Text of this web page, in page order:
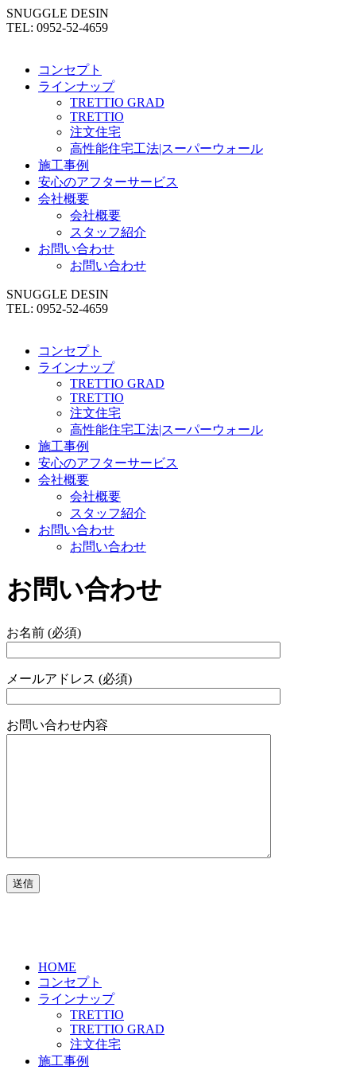
SNUGGLE DESIN
TEL: 0952-52-4659
コンセプト
ラインナップ
TRETTIO GRAD
TRETTIO
注文住宅
高性能住宅工法|スーパーウォール
施工事例
安心のアフターサービス
会社概要
会社概要
スタッフ紹介
お問い合わせ
お問い合わせ
SNUGGLE DESIN
TEL: 0952-52-4659
コンセプト
ラインナップ
TRETTIO GRAD
TRETTIO
注文住宅
高性能住宅工法|スーパーウォール
施工事例
安心のアフターサービス
会社概要
会社概要
スタッフ紹介
お問い合わせ
お問い合わせ
お問い合わせ
お名前 (必須)
メールアドレス (必須)
お問い合わせ内容
HOME
コンセプト
ラインナップ
TRETTIO
TRETTIO GRAD
注文住宅
施工事例